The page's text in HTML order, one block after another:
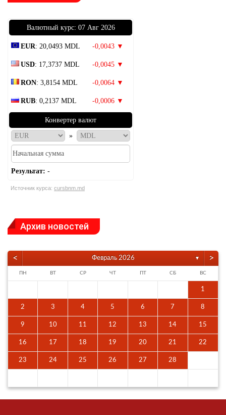
Bалютный курс: 07 Авг 2026
EUR: 20,0493 MDL -0,0043 ▼
USD: 17,3737 MDL -0,0045 ▼
RON: 3,8154 MDL -0,0064 ▼
RUB: 0,2137 MDL -0,0006 ▼
Конвертер валют
»
Результат: -
Источник курса: cursbnm.md
Архив новостей
< Февраль 2026 ▼ >
ПН ВТ СР ЧТ ПТ СБ ВС
1
2 3 4 5 6 7 8
9 10 11 12 13 14 15
16 17 18 19 20 21 22
23 24 25 26 27 28